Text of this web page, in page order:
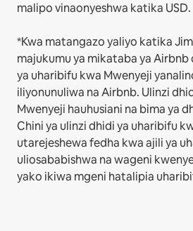
malipo vinaonyeshwa katika USD.
*Kwa matangazo yaliyo katika
majukumu ya mikataba ya Airbnb
ya uharibifu kwa Mwenyeji
iliyonunuliwa na Airbnb. Ulinzi
Mwenyeji hauhusiani na bima ya
Chini ya ulinzi dhidi ya uharibifu
utarejeshewa fedha kwa ajili ya
uliosababishwa na wageni
yako ikiwa mgeni hatalipia